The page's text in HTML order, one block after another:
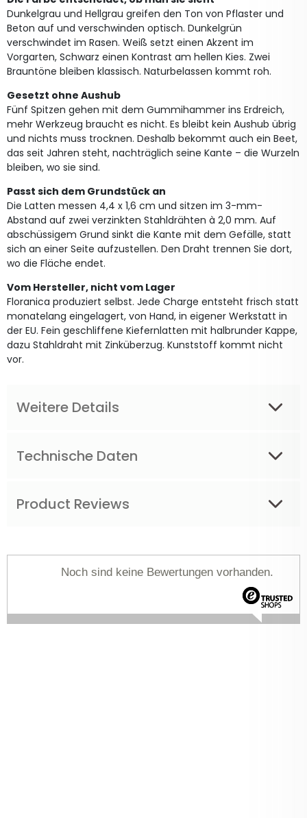
Dunkelgrau und Hellgrau greifen den Ton von Pflaster und
Beton auf und verschwinden optisch. Dunkelgrün
verschwindet im Rasen. Weiß setzt einen Akzent im
Vorgarten, Schwarz einen Kontrast am hellen Kies. Zwei
Brauntöne bleiben klassisch. Naturbelassen kommt roh.
Gesetzt ohne Aushub
Fünf Spitzen gehen mit dem Gummihammer ins Erdreich,
mehr Werkzeug braucht es nicht. Es bleibt kein Aushub übrig
und nichts muss trocknen. Deshalb bekommt auch ein Beet,
das seit Jahren steht, nachträglich seine Kante – die Wurzeln
bleiben, wo sie sind.
Passt sich dem Grundstück an
Die Latten messen 4,4 x 1,6 cm und sitzen im 3-mm-
Abstand auf zwei verzinkten Stahldrähten à 2,0 mm. Auf
abschüssigem Grund sinkt die Kante mit dem Gefälle, statt
sich an einer Seite aufzustellen. Den Draht trennen Sie dort,
wo die Fläche endet.
Vom Hersteller, nicht vom Lager
Floranica produziert selbst. Jede Charge entsteht frisch statt
monatelang eingelagert, von Hand, in eigener Werkstatt in
der EU. Fein geschliffene Kiefernlatten mit halbrunder Kappe,
dazu Stahldraht mit Zinküberzug. Kunststoff kommt nicht
vor.
Weitere Details
Technische Daten
Product Reviews
Noch sind keine Bewertungen vorhanden.